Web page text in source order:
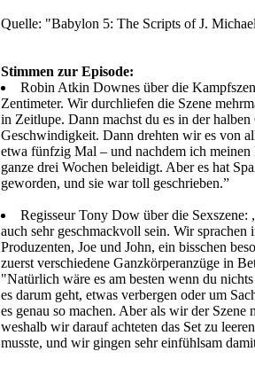
Quelle: "Babylon 5: The Scripts of J.
Stimmen zur Episode:
Robin Atkin Downes über die
Zentimeter. Wir durchliefen die Szene
in Zeitlupe. Dann machst du es in der
Geschwindigkeit. Dann drehten wir es von
etwa fünfzig Mal – und nachdem ich
ganze drei Wochen beleidigt. Aber es hat
geworden, und sie war toll geschrieben.”
Regisseur Tony Dow über die Sexszene:
auch sehr geschmackvoll sein. Wir
Produzenten, Joe und John, ein bisschen
zuerst verschiedene Ganzkörperanzüge in
"Natürlich wäre es am besten wenn du
es darum geht, etwas verbergen oder um
es genau so machen. Aber als wir der
weshalb wir darauf achteten das Set zu
musste, und wir gingen sehr einfühlsam